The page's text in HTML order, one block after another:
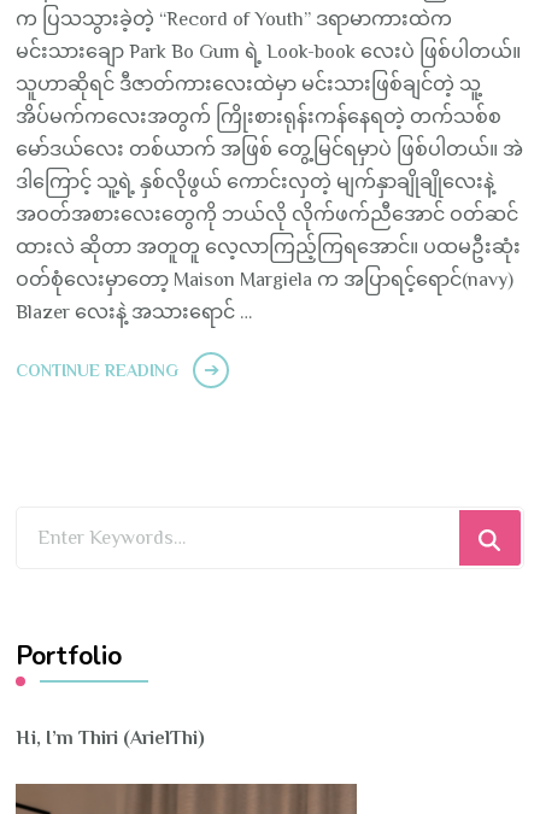
က ပြသသွားခဲ့တဲ့ “Record of Youth” ဒရာမာကားထဲက
မင်းသားချော Park Bo Gum ရဲ့ Look-book လေးပဲ ဖြစ်ပါတယ်။
သူဟာဆိုရင် ဒီဇာတ်ကားလေးထဲမှာ မင်းသားဖြစ်ချင်တဲ့ သူ့
အိပ်မက်ကလေးအတွက် ကြိုးစားရုန်းကန်နေရတဲ့ တက်သစ်စ
မော်ဒယ်လေး တစ်ယာက် အဖြစ် တွေ့မြင်ရမှာပဲ ဖြစ်ပါတယ်။ အဲ
ဒါကြောင့် သူ့ရဲ့ နှစ်လိုဖွယ် ကောင်းလှတဲ့ မျက်နှာချိုချိုလေးနဲ့
အဝတ်အစားလေးတွေကို ဘယ်လို လိုက်ဖက်ညီအောင် ဝတ်ဆင်
ထားလဲ ဆိုတာ အတူတူ လေ့လာကြည့်ကြရအောင်။ ပထမဦးဆုံး
ဝတ်စုံလေးမှာတော့ Maison Margiela က အပြာရင့်ရောင်(navy)
Blazer လေးနဲ့ အသားရောင် …
CONTINUE READING
Portfolio
Hi, I’m Thiri (ArielThi)